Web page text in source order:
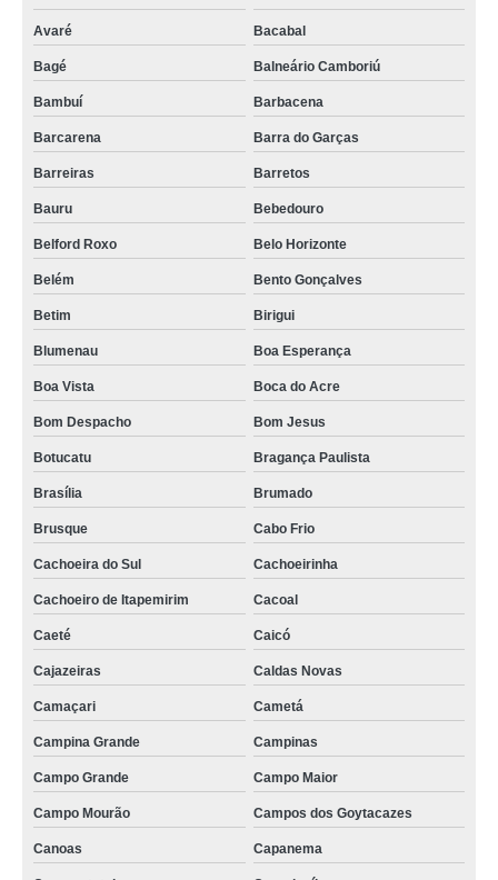
onde comprar válvula rotativa dosadora Irecê
válvula rotativa Santarém
válvula para silo rotativa Sete Lagoas
válvula rotativa de silo cotar Adamantina
válvula rotativa silo Bom Despacho
onde comprar válvulas rotativas para silos Dourados
onde comprar válvulas rotativas para silos Ribeirão Preto
onde comprar válvula rotativa Porangatu
válvula rotativa rv Itacoatiara
onde comprar válvula rotativa silo Divinópolis
válvula de rotativa Itaquaquecetuba
válvula rotativa rv rvr Araraquara
válvula rotativa rv Porto Seguro
válvulas rotativas para silos Várzea Grande
válvulas rotativas para silos Bom Despacho
onde comprar válvula rotativa torex Conselheiro Lafaiete
válvula rotativa torex cotar Capanema
válvula de rotativa cotar Patos de Minas
válvula para silo rotativa cotar Itabira
onde comprar válvula rotativa de silo Ourinhos
onde comprar válvula rotativa de descarga Varginha
Avaré Bacabal
Bagé Balneário Camboriú
Bambuí Barbacena
Barcarena Barra do Garças
Barreiras Barretos
Bauru Bebedouro
Belford Roxo Belo Horizonte
Belém Bento Gonçalves
Betim Birigui
Blumenau Boa Esperança
Boa Vista Boca do Acre
Bom Despacho Bom Jesus
Botucatu Bragança Paulista
Brasília Brumado
Brusque Cabo Frio
Cachoeira do Sul Cachoeirinha
Cachoeiro de Itapemirim Cacoal
Caeté Caicó
Cajazeiras Caldas Novas
Camaçari Cametá
Campina Grande Campinas
Campo Grande Campo Maior
Campo Mourão Campos dos Goytacazes
Canoas Capanema